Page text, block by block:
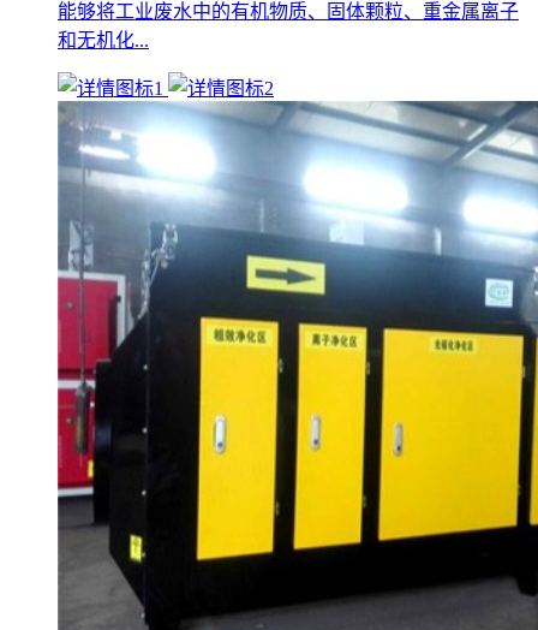
能够将工业废水中的有机物质、固体颗粒、重金属离子
和无机化...